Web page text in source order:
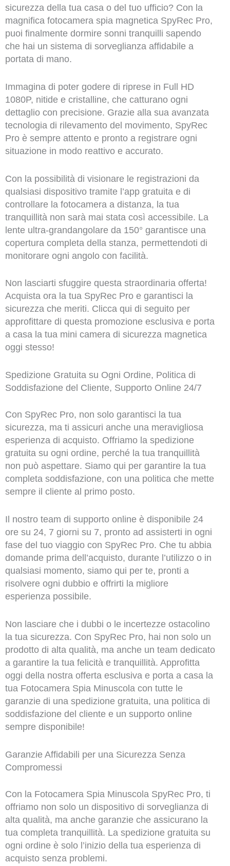
sicurezza della tua casa o del tuo ufficio? Con la
magnifica fotocamera spia magnetica SpyRec Pro,
puoi finalmente dormire sonni tranquilli sapendo
che hai un sistema di sorveglianza affidabile a
portata di mano.
Immagina di poter godere di riprese in Full HD
1080P, nitide e cristalline, che catturano ogni
dettaglio con precisione. Grazie alla sua avanzata
tecnologia di rilevamento del movimento, SpyRec
Pro è sempre attento e pronto a registrare ogni
situazione in modo reattivo e accurato.
Con la possibilità di visionare le registrazioni da
qualsiasi dispositivo tramite l’app gratuita e di
controllare la fotocamera a distanza, la tua
tranquillità non sarà mai stata così accessibile. La
lente ultra-grandangolare da 150° garantisce una
copertura completa della stanza, permettendoti di
monitorare ogni angolo con facilità.
Non lasciarti sfuggire questa straordinaria offerta!
Acquista ora la tua SpyRec Pro e garantisci la
sicurezza che meriti. Clicca qui di seguito per
approfittare di questa promozione esclusiva e porta
a casa la tua mini camera di sicurezza magnetica
oggi stesso!
Spedizione Gratuita su Ogni Ordine, Politica di
Soddisfazione del Cliente, Supporto Online 24/7
Con SpyRec Pro, non solo garantisci la tua
sicurezza, ma ti assicuri anche una meravigliosa
esperienza di acquisto. Offriamo la spedizione
gratuita su ogni ordine, perché la tua tranquillità
non può aspettare. Siamo qui per garantire la tua
completa soddisfazione, con una politica che mette
sempre il cliente al primo posto.
Il nostro team di supporto online è disponibile 24
ore su 24, 7 giorni su 7, pronto ad assisterti in ogni
fase del tuo viaggio con SpyRec Pro. Che tu abbia
domande prima dell’acquisto, durante l’utilizzo o in
qualsiasi momento, siamo qui per te, pronti a
risolvere ogni dubbio e offrirti la migliore
esperienza possibile.
Non lasciare che i dubbi o le incertezze ostacolino
la tua sicurezza. Con SpyRec Pro, hai non solo un
prodotto di alta qualità, ma anche un team dedicato
a garantire la tua felicità e tranquillità. Approfitta
oggi della nostra offerta esclusiva e porta a casa la
tua Fotocamera Spia Minuscola con tutte le
garanzie di una spedizione gratuita, una politica di
soddisfazione del cliente e un supporto online
sempre disponibile!
Garanzie Affidabili per una Sicurezza Senza
Compromessi
Con la Fotocamera Spia Minuscola SpyRec Pro, ti
offriamo non solo un dispositivo di sorveglianza di
alta qualità, ma anche garanzie che assicurano la
tua completa tranquillità. La spedizione gratuita su
ogni ordine è solo l’inizio della tua esperienza di
acquisto senza problemi.